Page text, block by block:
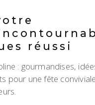
réussi
: gourmandises,
pour une fête